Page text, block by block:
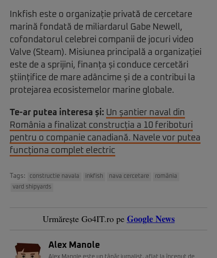
Inkfish este o organizație privată de cercetare
marină fondată de miliardarul Gabe Newell,
cofondatorul celebrei companii de jocuri video
Valve (Steam). Misiunea principală a organizației
este de a sprijini, finanța și conduce cercetări
științifice de mare adâncime și de a contribui la
protejarea ecosistemelor marine globale.
Te-ar putea interesa și: Un șantier naval din
România a finalizat construcția a 10 feriboturi
pentru o companie canadiană. Navele vor putea
funcționa complet electric
Tags: constructie navala inkfish nava cercetare
românia
vard shipyards
Urmărește Go4IT.ro pe Google News
Alex Manole